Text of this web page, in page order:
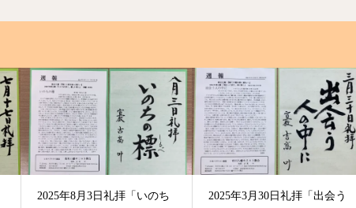
2025年8月3日礼拝「いのち
2025年3月30日礼拝「出会う